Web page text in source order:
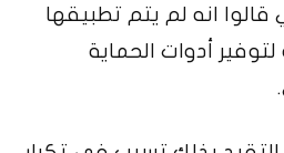
قالوا انه لم يتم تطبيقها
أدوات الحماية